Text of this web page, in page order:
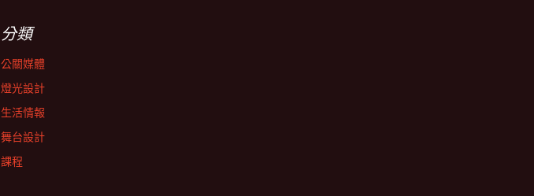
分類
公關媒體
燈光設計
生活情報
舞台設計
課程